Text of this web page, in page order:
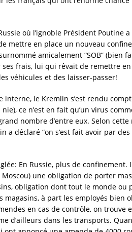
où l’ignoble Président Poutine
mettre en place un nouveau
amicalement “SOB” (bien
frais, lui qui rêvait de remettre
véhicules et des laisser-passer!
interne, le Kremlin s’est rendu
ce n’est en fait qu’un virus
nombre d’entre eux. Selon
a déclaré “on s’est fait avoir par
En Russie, plus de confinement.
une obligation de porter
obligation dont tout le monde ou
magasins, à part les employés bien
en cas de contrôle, on trouve
d’ailleurs dans les transports.